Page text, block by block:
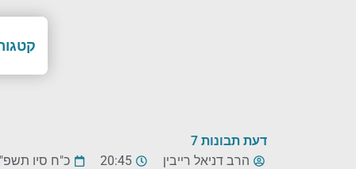
דעת תבונות 7
הרב דניאל רייבין
20:45
כ"ח סיו